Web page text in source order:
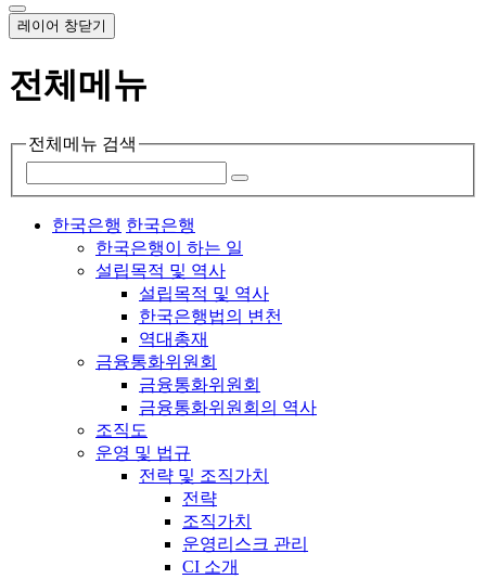
레이어 창닫기
전체메뉴
전체메뉴 검색
한국은행 한국은행
한국은행이 하는 일
설립목적 및 역사
설립목적 및 역사
한국은행법의 변천
역대총재
금융통화위원회
금융통화위원회
금융통화위원회의 역사
조직도
운영 및 법규
전략 및 조직가치
전략
조직가치
운영리스크 관리
CI 소개